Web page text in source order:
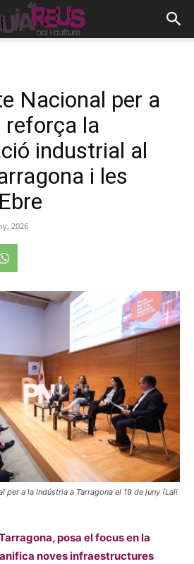
Nacional per a
reforça la
industrial al
i les
2026
per a la Indústria a Tarragona el 19 de juny (Lali
posa el focus en la
noves infraestructures